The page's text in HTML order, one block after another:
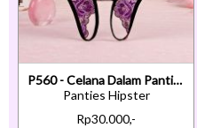
P560 - Celana Dalam Panties Hipster Hitam Transparan Bunga Ungu Crotchless Tali 2
Panties Hipster
Rp30.000,-